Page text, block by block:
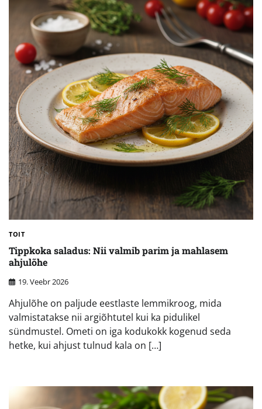
TOIT
Tippkoka saladus: Nii valmib parim ja mahlasem
ahjulõhe
19. Veebr 2026
Ahjulõhe on paljude eestlaste lemmikroog, mida
valmistatakse nii argiõhtutel kui ka pidulikel
sündmustel. Ometi on iga kodukokk kogenud seda
hetke, kui ahjust tulnud kala on […]